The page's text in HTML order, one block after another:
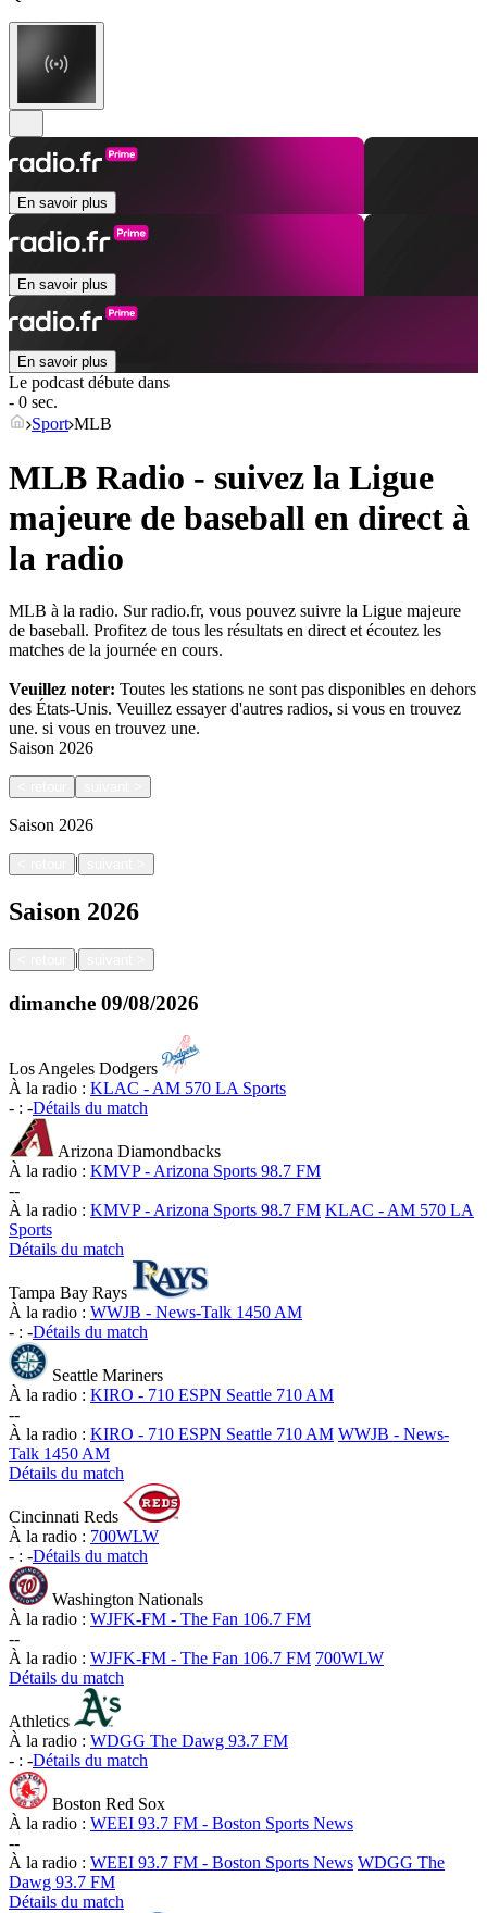
En savoir plus
En savoir plus
En savoir plus
Le podcast débute dans
- 0 sec.
Sport MLB
MLB Radio - suivez la Ligue
majeure de baseball en direct à
la radio
MLB à la radio. Sur radio.fr, vous pouvez suivre la Ligue majeure
de baseball. Profitez de tous les résultats en direct et écoutez les
matches de la journée en cours.
Veuillez noter: Toutes les stations ne sont pas disponibles en dehors
des États-Unis. Veuillez essayer d'autres radios, si vous en trouvez
une. si vous en trouvez une.
Saison 2026
Saison 2026
|
Saison 2026
|
dimanche 09/08/2026
Los Angeles Dodgers
À la radio : KLAC - AM 570 LA Sports
- : -Détails du match
Arizona Diamondbacks
À la radio : KMVP - Arizona Sports 98.7 FM
--
À la radio : KMVP - Arizona Sports 98.7 FM KLAC - AM 570 LA
Sports
Détails du match
Tampa Bay Rays
À la radio : WWJB - News-Talk 1450 AM
- : -Détails du match
Seattle Mariners
À la radio : KIRO - 710 ESPN Seattle 710 AM
--
À la radio : KIRO - 710 ESPN Seattle 710 AM WWJB - News-
Talk 1450 AM
Détails du match
Cincinnati Reds
À la radio : 700WLW
- : -Détails du match
Washington Nationals
À la radio : WJFK-FM - The Fan 106.7 FM
--
À la radio : WJFK-FM - The Fan 106.7 FM 700WLW
Détails du match
Athletics
À la radio : WDGG The Dawg 93.7 FM
- : -Détails du match
Boston Red Sox
À la radio : WEEI 93.7 FM - Boston Sports News
--
À la radio : WEEI 93.7 FM - Boston Sports News WDGG The
Dawg 93.7 FM
Détails du match